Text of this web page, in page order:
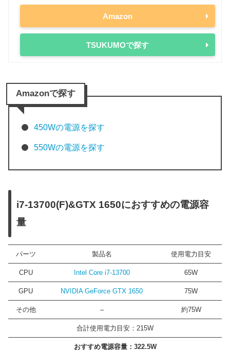
Amazon
TSUKUMOで探す
Amazonで探す
450Wの電源を探す
550Wの電源を探す
i7-13700(F)&GTX 1650におすすめの電源容
量
パーツ 製品名 使用電力目安
CPU Intel Core i7-13700 65W
GPU NVIDIA GeForce GTX 1650 75W
その他 – 約75W
合計使用電力目安：215W
おすすめ電源容量：322.5W